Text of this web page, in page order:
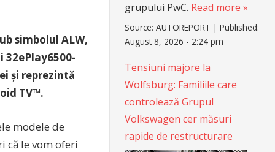
simbolul ALW,
și reprezintă
TV™.
modele de
că le vom oferi
grupului PwC. Read more »
Source:AUTOREPORT |Published:
August 8, 2026 - 2:24 pm
Tensiuni majore la
Wolfsburg: Familiile care
controlează Grupul
Volkswagen cer măsuri
rapide de restructurare